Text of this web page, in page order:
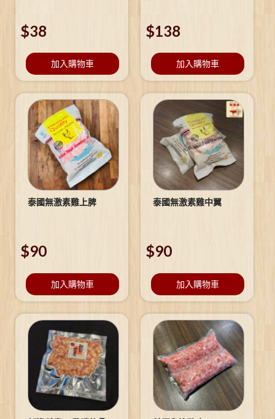
$38
加入購物車
$138
加入購物車
泰國無激素雞上脾
$90
加入購物車
泰國無激素雞中翼
$90
加入購物車